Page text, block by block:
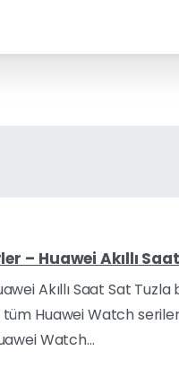
– Huawei Akıllı
Akıllı Saat Sat Tuzla
Huawei Watch
Watch...